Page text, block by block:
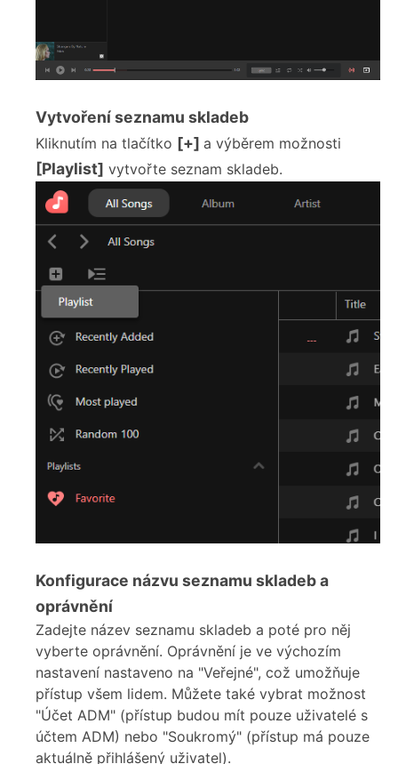
Vytvoření seznamu skladeb
Kliknutím na tlačítko [+] a výběrem možnosti
[Playlist] vytvořte seznam skladeb.
Konfigurace názvu seznamu skladeb a
oprávnění
Zadejte název seznamu skladeb a poté pro něj
vyberte oprávnění. Oprávnění je ve výchozím
nastavení nastaveno na "Veřejné", což umožňuje
přístup všem lidem. Můžete také vybrat možnost
"Účet ADM" (přístup budou mít pouze uživatelé s
účtem ADM) nebo "Soukromý" (přístup má pouze
aktuálně přihlášený uživatel).